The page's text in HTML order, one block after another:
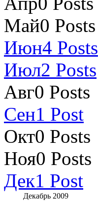
Май0 Posts
Июн4 Posts
Июл2 Posts
Авг0 Posts
Сен1 Post
Окт0 Posts
Ноя0 Posts
Дек1 Post
Декабрь 2009